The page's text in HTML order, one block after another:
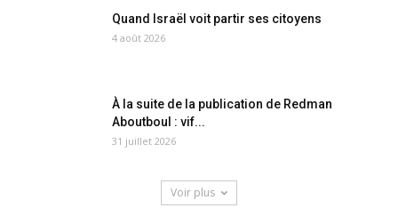
Quand Israël voit partir ses citoyens
4 août 2026
À la suite de la publication de Redman
Aboutboul : vif...
31 juillet 2026
Voir plus